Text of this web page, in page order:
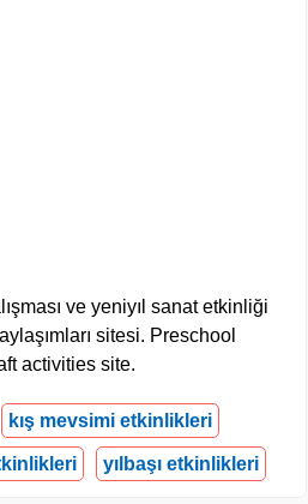
ve yeniyıl sanat etkinliği
sitesi. Preschool
activities site.
kış mevsimi etkinlikleri
yılbaşı etkinlikleri